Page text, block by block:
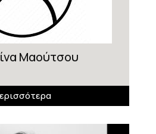
Μαούτσου